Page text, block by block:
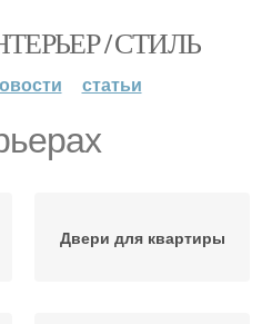
/ СТИЛЬ
статьи
Двери для квартиры